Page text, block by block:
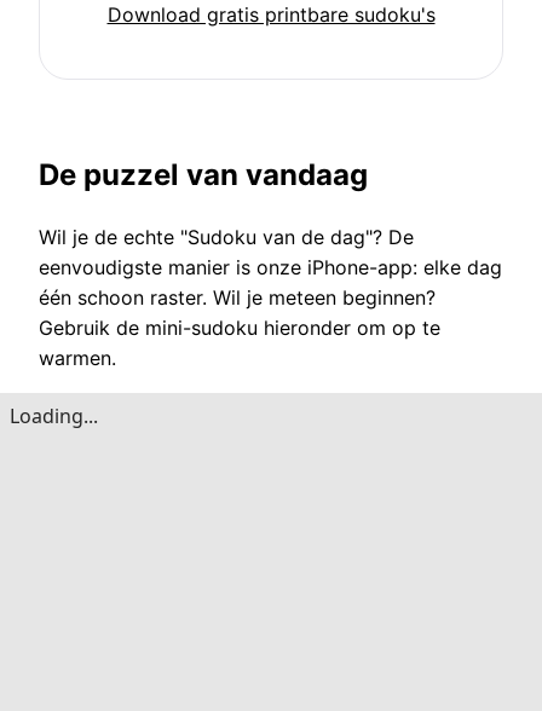
Download gratis printbare sudoku's
De puzzel van vandaag
Wil je de echte "Sudoku van de dag"? De
eenvoudigste manier is onze iPhone-app: elke dag
één schoon raster. Wil je meteen beginnen?
Gebruik de mini-sudoku hieronder om op te
warmen.